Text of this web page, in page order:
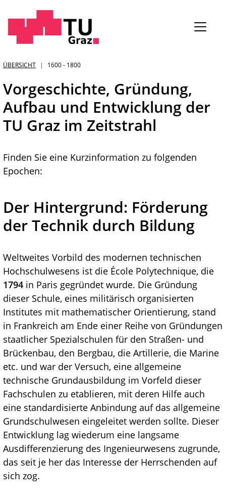
Sie
ÜBERSICHT 1600 - 1800
Vorgeschichte, Gründung,
Aufbau und Entwicklung der
TU Graz im Zeitstrahl
Finden Sie eine Kurzinformation zu folgenden
Epochen:
Der Hintergrund: Förderung
der Technik durch Bildung
Weltweites Vorbild des modernen technischen
Hochschulwesens ist die École Polytechnique, die
1794 in Paris gegründet wurde. Die Gründung
dieser Schule, eines militärisch organisierten
Institutes mit mathematischer Orientierung, stand
in Frankreich am Ende einer Reihe von Gründungen
staatlicher Spezialschulen für den Straßen- und
Brückenbau, den Bergbau, die Artillerie, die Marine
etc. und war der Versuch, eine allgemeine
technische Grundausbildung im Vorfeld dieser
Fachschulen zu etablieren, mit deren Hilfe auch
eine standardisierte Anbindung auf das allgemeine
Grundschulwesen eingeleitet werden sollte. Dieser
Entwicklung lag wiederum eine langsame
Ausdifferenzierung des Ingenieurwesens zugrunde,
das seit je her das Interesse der Herrschenden auf
sich zog.